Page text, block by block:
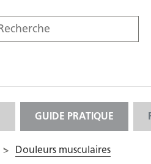
GUIDE PRATIQUE
> Douleurs musculaires